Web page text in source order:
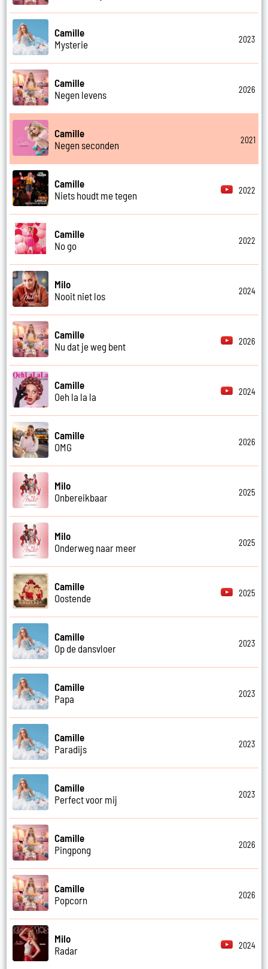
Camille
Mysterie
2023
Camille
Negen levens
2026
Camille
Negen seconden
2021
Camille
Niets houdt me tegen
2022
Camille
No go
2022
Milo
Nooit niet los
2024
Camille
Nu dat je weg bent
2026
Camille
Oeh la la la
2024
Camille
OMG
2026
Milo
Onbereikbaar
2025
Milo
Onderweg naar meer
2025
Camille
Oostende
2025
Camille
Op de dansvloer
2023
Camille
Papa
2023
Camille
Paradijs
2023
Camille
Perfect voor mij
2023
Camille
Pingpong
2026
Camille
Popcorn
2026
Milo
Radar
2024